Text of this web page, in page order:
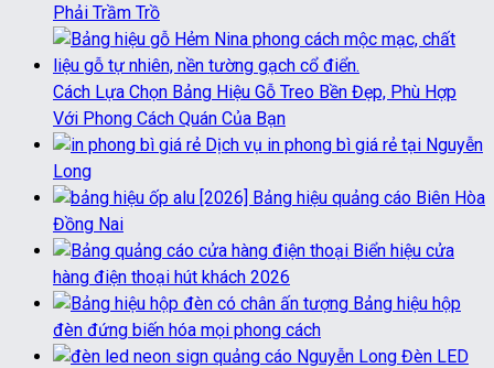
Phải Trầm Trồ
Cách Lựa Chọn Bảng Hiệu Gỗ Treo Bền Đẹp, Phù Hợp
Với Phong Cách Quán Của Bạn
Dịch vụ in phong bì giá rẻ tại Nguyễn
Long
[2026] Bảng hiệu quảng cáo Biên Hòa
Đồng Nai
Biển hiệu cửa
hàng điện thoại hút khách 2026
Bảng hiệu hộp
đèn đứng biến hóa mọi phong cách
Đèn LED